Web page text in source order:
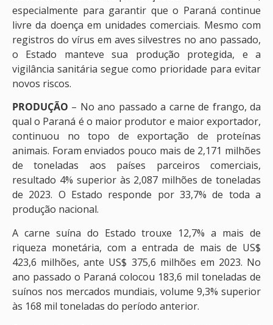
especialmente para garantir que o Paraná continue
livre da doença em unidades comerciais. Mesmo com
registros do vírus em aves silvestres no ano passado,
o Estado manteve sua produção protegida, e a
vigilância sanitária segue como prioridade para evitar
novos riscos.
PRODUÇÃO – No ano passado a carne de frango, da
qual o Paraná é o maior produtor e maior exportador,
continuou no topo de exportação de proteínas
animais. Foram enviados pouco mais de 2,171 milhões
de toneladas aos países parceiros comerciais,
resultado 4% superior às 2,087 milhões de toneladas
de 2023. O Estado responde por 33,7% de toda a
produção nacional.
A carne suína do Estado trouxe 12,7% a mais de
riqueza monetária, com a entrada de mais de US$
423,6 milhões, ante US$ 375,6 milhões em 2023. No
ano passado o Paraná colocou 183,6 mil toneladas de
suínos nos mercados mundiais, volume 9,3% superior
às 168 mil toneladas do período anterior.